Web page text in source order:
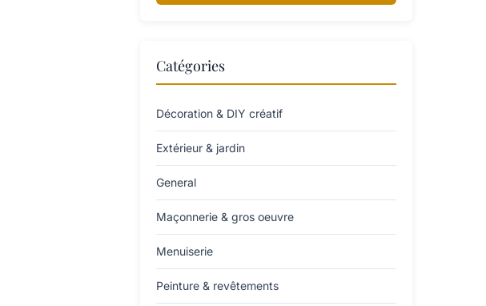
Catégories
Décoration & DIY créatif
Extérieur & jardin
General
Maçonnerie & gros oeuvre
Menuiserie
Peinture & revêtements